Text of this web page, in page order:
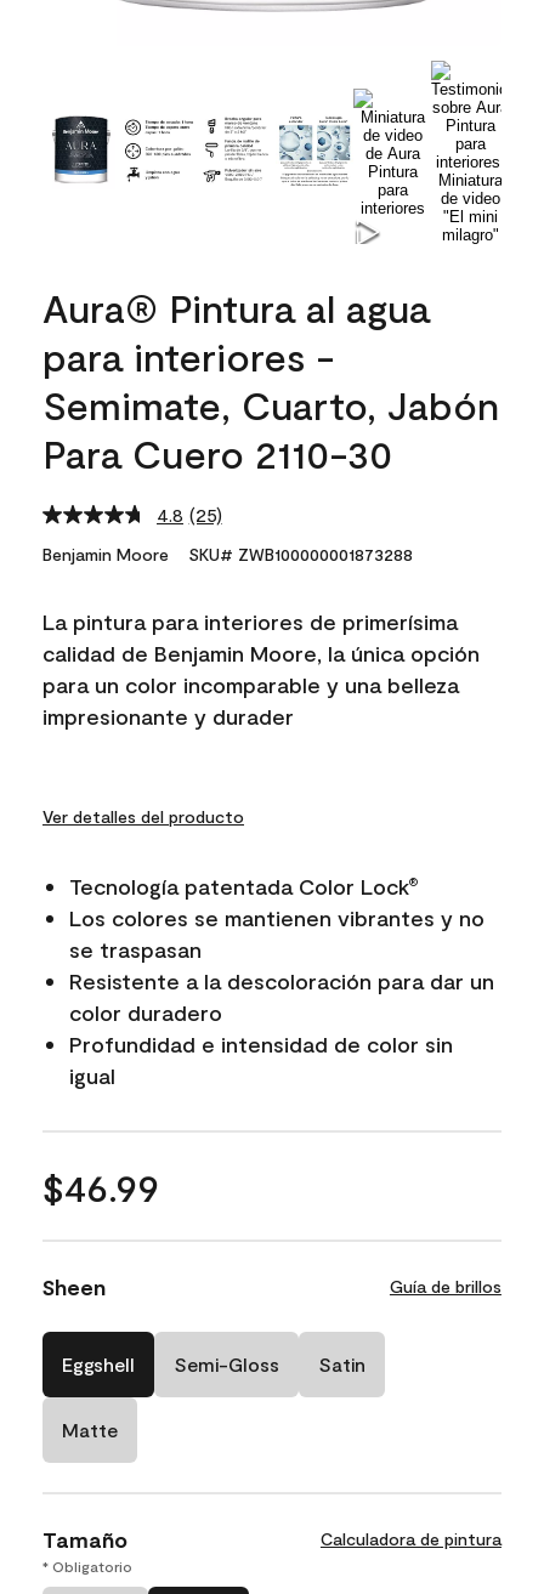
Aura® Pintura al agua
para interiores -
Semimate, Cuarto, Jabón
Para Cuero 2110-30
4.8 Read
25
Reviews.
link.
(25)
Benjamin Moore SKU# ZWB100000001873288
La pintura para interiores de primerísima
calidad de Benjamin Moore, la única opción
para un color incomparable y una belleza
impresionante y durader
Ver detalles del producto
Tecnología patentada Color Lock®
Los colores se mantienen vibrantes y no
se traspasan
Resistente a la descoloración para dar un
color duradero
Profundidad e intensidad de color sin
igual
$46.99
Sheen Guía de brillos
Eggshell Semi-Gloss Satin
Matte
Tamaño Calculadora de pintura
* Obligatorio